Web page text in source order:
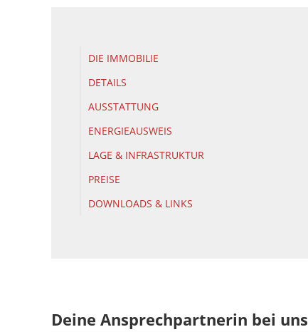
DIE IMMOBILIE
DETAILS
AUSSTATTUNG
ENERGIEAUSWEIS
LAGE & INFRASTRUKTUR
PREISE
DOWNLOADS & LINKS
Deine Ansprechpartnerin bei uns